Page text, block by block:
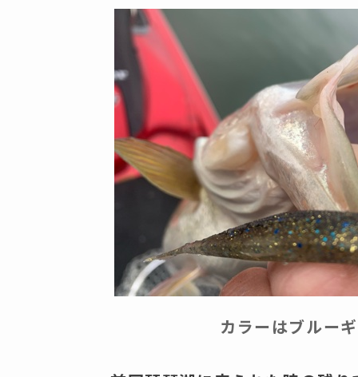
カラーはブルー